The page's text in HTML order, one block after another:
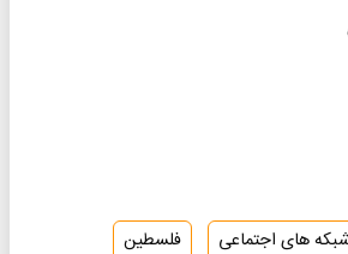
های اجتماعی فلسطین